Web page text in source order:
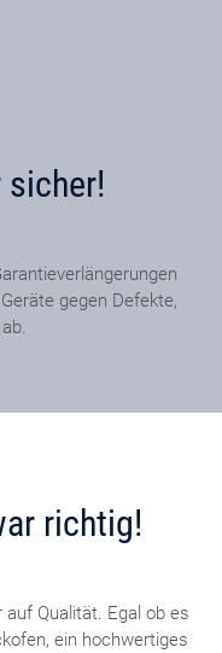
sicher!
gegen Defekte,
richtig!
auf Qualität. Egal ob es
ein hochwertiges